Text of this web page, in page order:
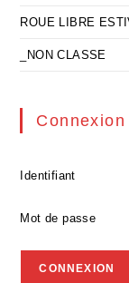
ROUE LIBRE
_NON CLASSE
Connexion
Identifiant
Mot de passe